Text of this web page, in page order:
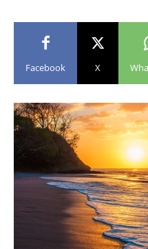
Facebook X